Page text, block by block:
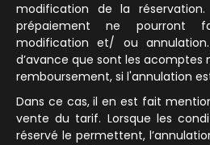
modification de la réservation.
prépaiement ne pourront
modification et/ ou
d’avance que sont les acomptes
remboursement, si l'annulation
Dans ce cas, il en est fait
vente du tarif. Lorsque les
réservé le permettent,